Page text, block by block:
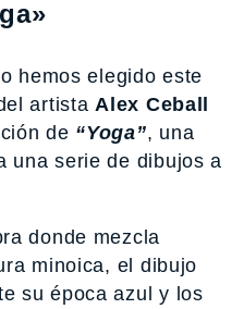
hemos elegido este
artista Alex Ceball
de “Yoga”, una
una serie de dibujos a
donde mezcla
minoica, el dibujo
su época azul y los